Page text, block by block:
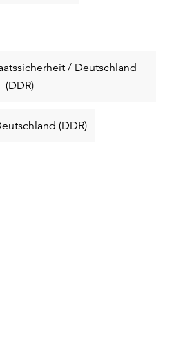
/ Deutschland
(DDR)Schlüsselwort
(DDR)Schlüsselwort